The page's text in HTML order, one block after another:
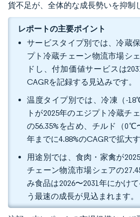
貨不足が、全体的な成長勢いを抑制
レポートの主要ポイント
サービスタイプ別では、冷蔵
プト冷蔵チェーン物流市場シ
ドし、付加価値サービスは
CAGRを記録する見込みです。
温度タイプ別では、冷凍（-
トが2025年のエジプト冷蔵チ
の56.35%を占め、チルド（0℃
年までに4.88%のCAGRで拡大
用途別では、食肉・家禽が
チェーン物流市場シェアの
み食品は2026〜2031年にかけ
う最速の成長が見込まれます。